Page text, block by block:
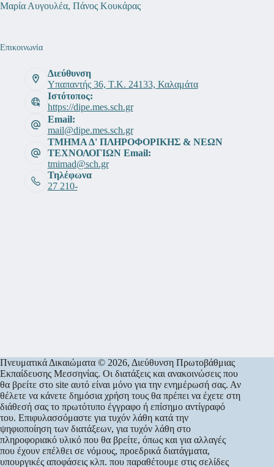
Μαρία Αυγουλέα, Πάνος Κουκάρας
Επικοινωνία
Διεύθυνση
Υπαπαντής 36, Τ.Κ. 24133, Καλαμάτα
Ιστότοπος:
https://dipe.mes.sch.gr
Email:
mail@dipe.mes.sch.gr
ΤΜΗΜΑ Δ' ΠΛΗΡΟΦΟΡΙΚΗΣ & ΝΕΩΝ
ΤΕΧΝΟΛΟΓΙΩΝ Email:
tmimad@sch.gr
Τηλέφωνα
27 210-
Πνευματικά Δικαιώματα © 2026, Διεύθυνση Πρωτοβάθμιας
Εκπαίδευσης Μεσσηνίας. Οι διατάξεις και ανακοινώσεις που
θα βρείτε στο site αυτό είναι μόνο για την ενημέρωσή σας. Αν
θέλετε να κάνετε δημόσια χρήση τους θα πρέπει να έχετε στη
διάθεσή σας το πρωτότυπο έγγραφο ή επίσημο αντίγραφό
του. Επιφυλασσόμαστε για τυχόν λάθη κατά την
ψηφιοποίηση των διατάξεων, για τυχόν λάθη στο
πληροφοριακό υλικό που θα βρείτε, όπως και για αλλαγές
που έχουν επέλθει σε νόμους, προεδρικά διατάγματα,
υπουργικές αποφάσεις κλπ. που παραθέτουμε στις σελίδες